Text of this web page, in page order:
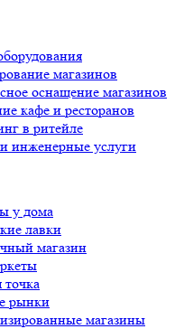
магазинов
оснащение магазинов
кафе и ресторанов
в ритейле
инженерные услуги
у дома
лавки
магазин
точка
рынки
магазины